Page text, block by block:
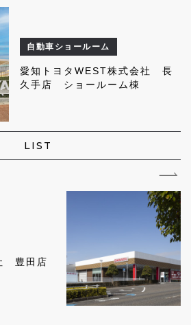
自動車ショールーム
愛知トヨタWEST株式会社 長
久手店 ショールーム棟
LIST
豊田店